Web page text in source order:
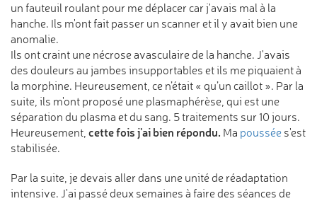
un fauteuil roulant pour me déplacer car j'avais mal à la
hanche. Ils m'ont fait passer un scanner et il y avait bien une
anomalie.
Ils ont craint une nécrose avasculaire de la hanche. J'avais
des douleurs au jambes insupportables et ils me piquaient à
la morphine. Heureusement, ce n’était « qu’un caillot ». Par la
suite, ils m'ont proposé une plasmaphérèse, qui est une
séparation du plasma et du sang. 5 traitements sur 10 jours.
Heureusement, cette fois j'ai bien répondu. Ma poussée s'est
stabilisée.
Par la suite, je devais aller dans une unité de réadaptation
intensive. J'ai passé deux semaines à faire des séances de